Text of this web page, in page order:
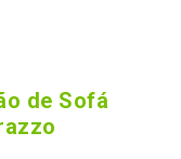
de Sofá